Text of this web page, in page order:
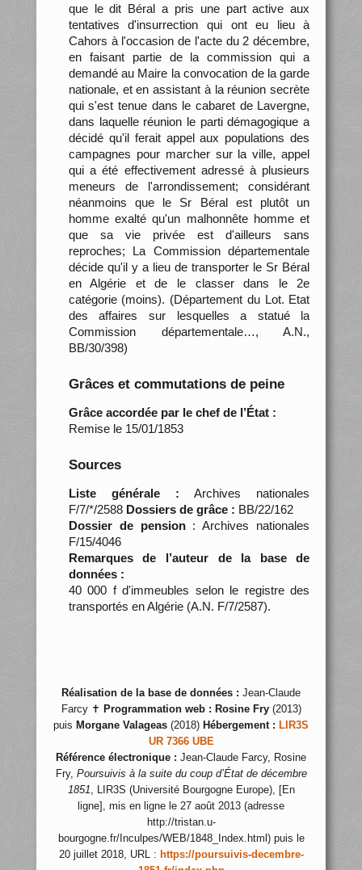
que le dit Béral a pris une part active aux
tentatives d'insurrection qui ont eu lieu à
Cahors à l'occasion de l'acte du 2 décembre,
en faisant partie de la commission qui a
demandé au Maire la convocation de la garde
nationale, et en assistant à la réunion secrète
qui s'est tenue dans le cabaret de Lavergne,
dans laquelle réunion le parti démagogique a
décidé qu'il ferait appel aux populations des
campagnes pour marcher sur la ville, appel
qui a été effectivement adressé à plusieurs
meneurs de l'arrondissement; considérant
néanmoins que le Sr Béral est plutôt un
homme exalté qu'un malhonnête homme et
que sa vie privée est d'ailleurs sans
reproches; La Commission départementale
décide qu'il y a lieu de transporter le Sr Béral
en Algérie et de le classer dans le 2e
catégorie (moins). (Département du Lot. Etat
des affaires sur lesquelles a statué la
Commission départementale…, A.N.,
BB/30/398)
Grâces et commutations de peine
Grâce accordée par le chef de l’État :
Remise le 15/01/1853
Sources
Liste générale : Archives nationales
F/7/*/2588 Dossiers de grâce : BB/22/162
Dossier de pension: Archives nationales
F/15/4046
Remarques de l’auteur de la base de
données :
40 000 f d'immeubles selon le registre des
transportés en Algérie (A.N. F/7/2587).
Réalisation de la base de données : Jean-Claude
Farcy ✝ Programmation web : Rosine Fry(2013)
puis Morgane Valageas (2018) Hébergement : LIR3S
UR 7366 UBE
Référence électronique : Jean-Claude Farcy, Rosine
Fry, Poursuivis à la suite du coup d’État de décembre
1851, LIR3S (Université Bourgogne Europe), [En
ligne], mis en ligne le 27 août 2013 (adresse
http://tristan.u-
bourgogne.fr/Inculpes/WEB/1848_Index.html) puis le
20 juillet 2018, URL : https://poursuivis-decembre-